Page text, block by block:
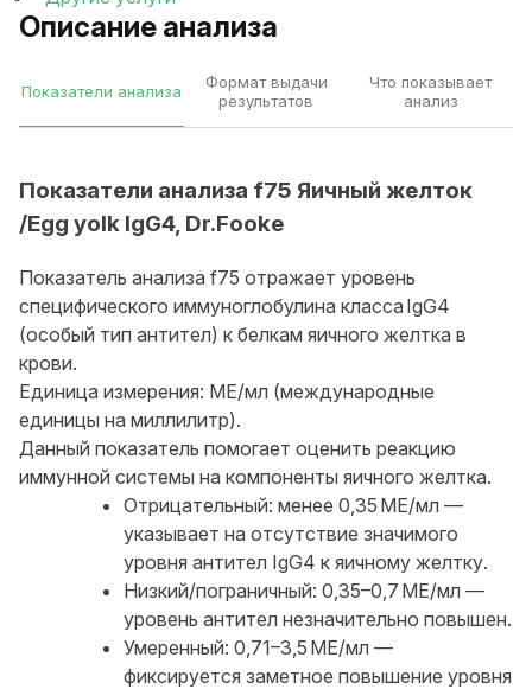
Описание анализа
Показатели анализа
Формат выдачи
результатов
Что показывает
анализ
Показатели анализа f75 Яичный желток
/Egg yolk IgG4, Dr.Fooke
Показатель анализа f75 отражает уровень
специфического иммуноглобулина класса IgG4
(особый тип антител) к белкам яичного желтка в
крови.
Единица измерения: МЕ/мл (международные
единицы на миллилитр).
Данный показатель помогает оценить реакцию
иммунной системы на компоненты яичного желтка.
Отрицательный: менее 0,35 МЕ/мл —
указывает на отсутствие значимого
уровня антител IgG4 к яичному желтку.
Низкий/пограничный: 0,35–0,7 МЕ/мл —
уровень антител незначительно повышен.
Умеренный: 0,71–3,5 МЕ/мл —
фиксируется заметное повышение уровня